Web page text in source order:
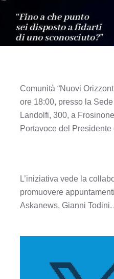
Comunità “Nuovi
ore 18:00, presso la
Landolfi, 300, a
Portavoce del
L’iniziativa vede la
promuovere
Askanews, Gianni